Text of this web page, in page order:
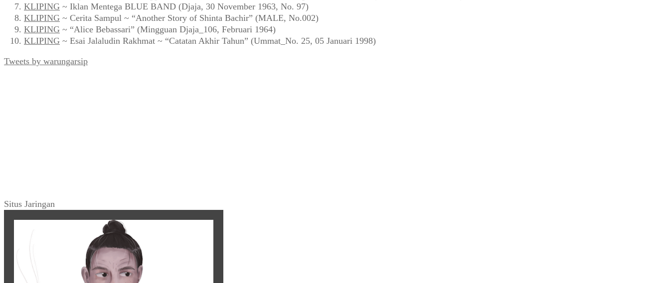
KLIPING ~ Iklan Mentega BLUE BAND (Djaja, 30 November 1963, No. 97)
KLIPING ~ Cerita Sampul ~ “Another Story of Shinta Bachir” (MALE, No.002)
KLIPING ~ “Alice Bebassari” (Mingguan Djaja_106, Februari 1964)
KLIPING ~ Esai Jalaludin Rakhmat ~ “Catatan Akhir Tahun” (Ummat_No. 25, 05 Januari 1998)
Tweets by warungarsip
Situs Jaringan